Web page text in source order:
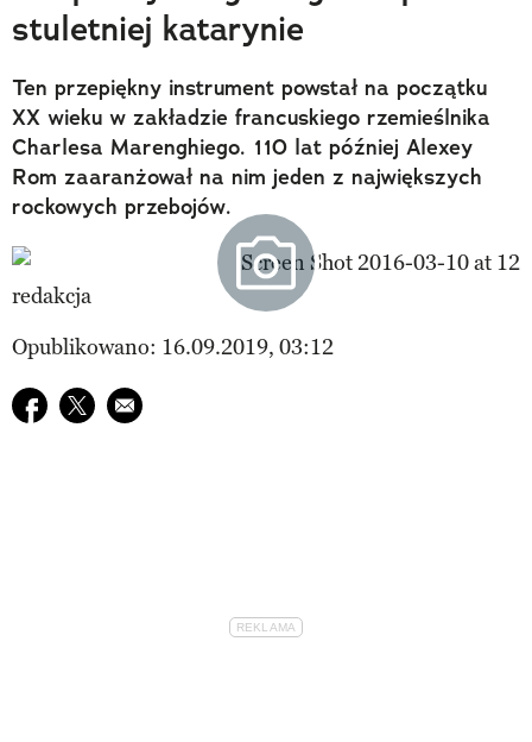
stuletniej katarynie
Ten przepiękny instrument powstał na początku
XX wieku w zakładzie francuskiego rzemieślnika
Charlesa Marenghiego. 110 lat później Alexey
Rom zaaranżował na nim jeden z największych
rockowych przebojów.
redakcja
Opublikowano: 16.09.2019, 03:12
Udostępnij na facebook
Udostępnij na twitter
E-mail do przyjaciela